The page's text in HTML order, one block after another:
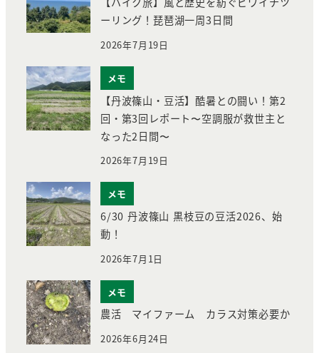
ーリング！琵琶湖一周3日間
2026年7月19日
メモ
【丹波篠山・豆活】酷暑との闘い！第2
回・第3回レポート〜空調服が救世主と
なった2日間〜
2026年7月19日
メモ
6/30 丹波篠山 黒枝豆の豆活2026、始
動！
2026年7月1日
メモ
農活 マイファーム カラス対策必要か
2026年6月24日